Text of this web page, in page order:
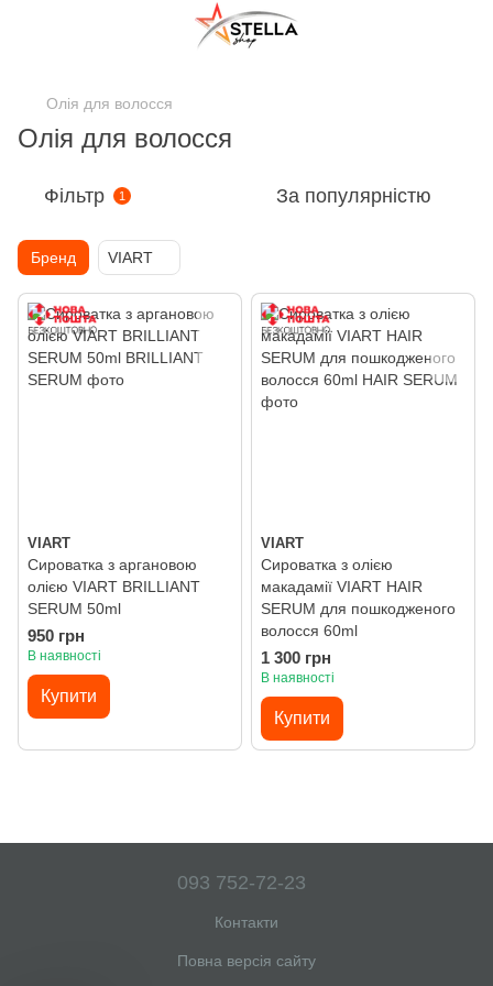
Олія для волосся
Олія для волосся
Фільтр 1 За популярністю
Бренд VIART
VIART
Сироватка з аргановою
олією VIART BRILLIANT
SERUM 50ml
950 грн
В наявності
Купити
VIART
Сироватка з олією
макадамії VIART HAIR
SERUM для пошкодженого
волосся 60ml
1 300 грн
В наявності
Купити
093 752-72-23
Контакти
Повна версія сайту